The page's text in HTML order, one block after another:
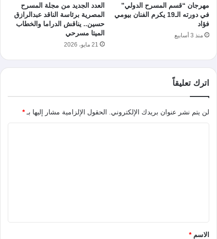
مهرجان “قسم المسرح الدولي”
في دورته الـ19 يكرم الفنان بيومي
فؤاد
منذ 3 أسابيع
العدد الجديد من مجلة المسرح
المصرية برئاسة الناقد عبدالرازق
حسين.. يناقش الدراما والخطاب
الميتا مسرحي
21 مايو، 2026
اترك تعليقاً
لن يتم نشر عنوان بريدك الإلكتروني. الحقول الإلزامية مشار إليها بـ*
*الاسم*